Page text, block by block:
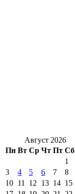
Август 2026
Пн Вт Ср Чт Пт Сб
1
3
4 5 6 7 8
10 11 12 13 14 15